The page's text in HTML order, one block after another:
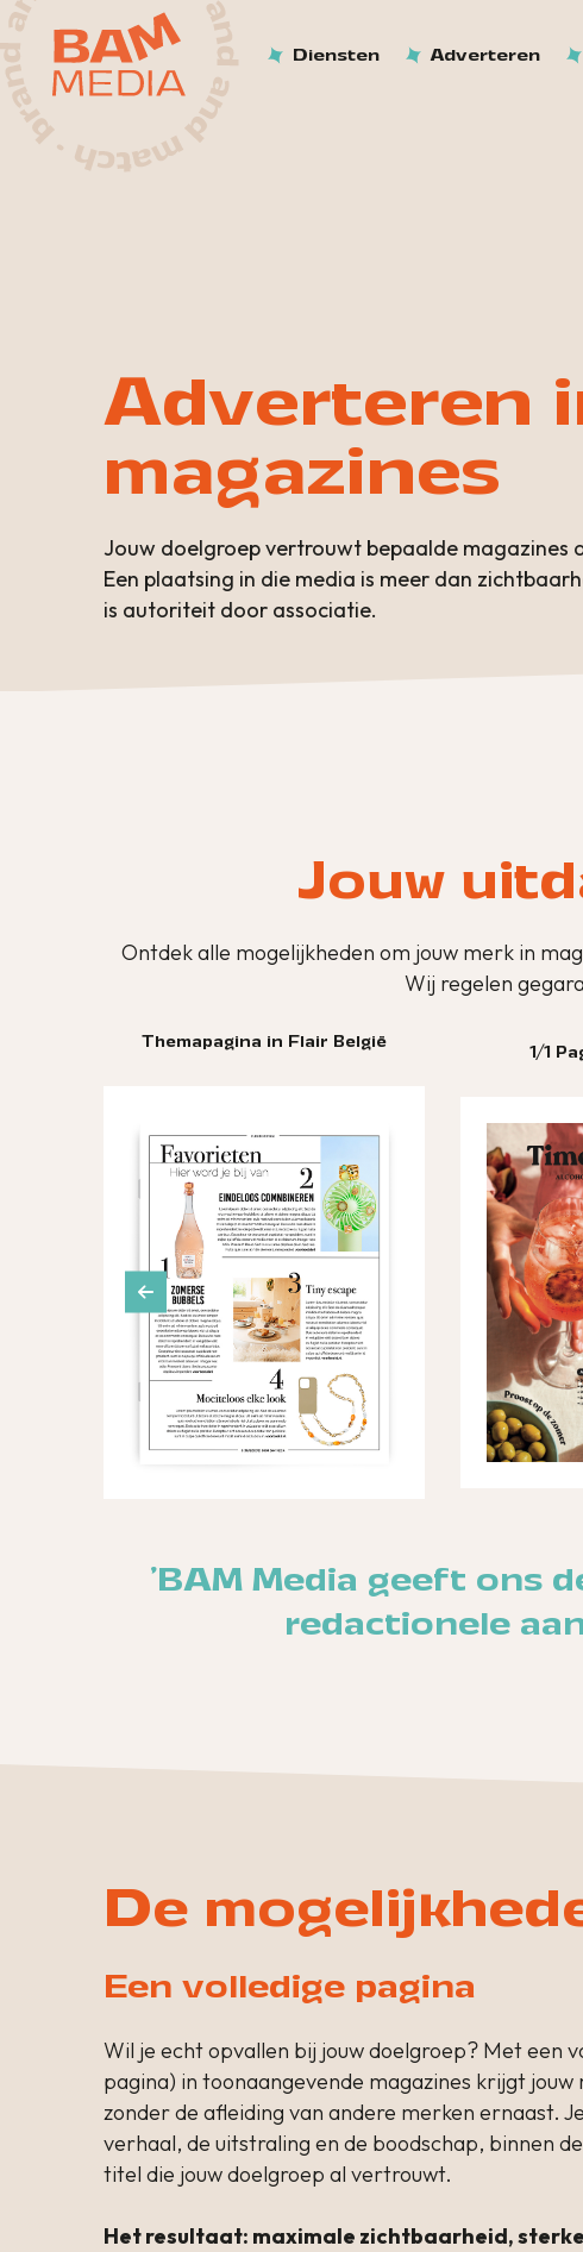
Diensten Adverteren
Adverteren
magazines
Jouw doelgroep vertrouwt bepaalde magazines
Een plaatsing in die media is meer dan
is autoriteit door associatie.
Jouw
Ontdek alle mogelijkheden om jouw merk in
Wij regelen
Themapagina in Flair België
1/1
'BAM Media geeft ons
redactionele
De
Een volledige pagina
Wil je echt opvallen bij jouw doelgroep? Met een
pagina) in toonaangevende magazines krijgt jouw
zonder de afleiding van andere merken ernaast.
verhaal, de uitstraling en de boodschap, binnen
titel die jouw doelgroep al vertrouwt.
Het resultaat: maximale zichtbaarheid, sterke